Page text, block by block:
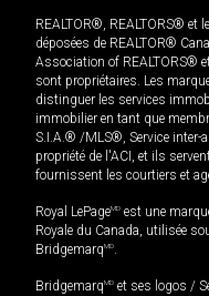
REALTOR®, REALTORS® et
déposées de REALTOR®
Association of REALTORS®
sont propriétaires. Les
distinguer les services
immobilier en tant que
S.I.A.® /MLS®, Service inter-
propriété de l'ACI, et ils
fournissent les courtiers et
Royal LePageMD est une
Royale du Canada, utilisée
BridgemarqMD.
BridgemarqMD et ses logos /